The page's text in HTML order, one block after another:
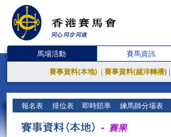
馬場活動 賽馬資訊
賽事資料(本地) 賽事資料(越洋轉播)
報名表 排位表 即時賠率 練馬師分場表